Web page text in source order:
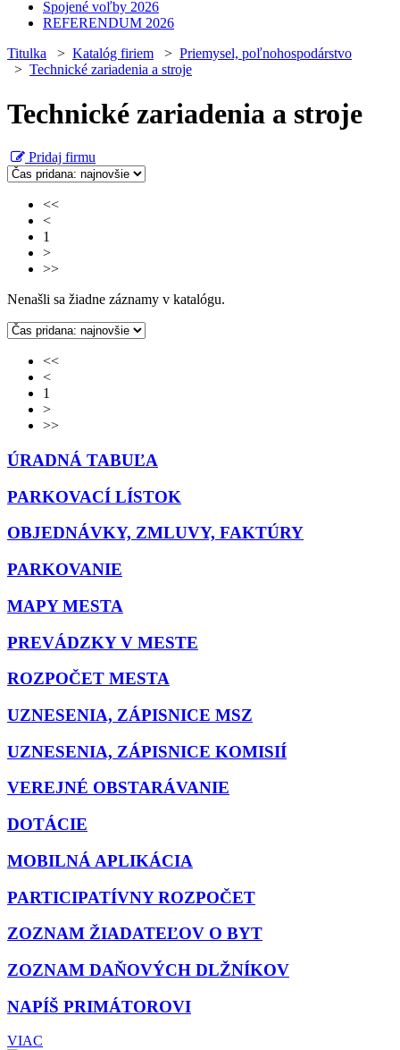
Spojené voľby 2026
REFERENDUM 2026
Titulka > Katalóg firiem > Priemysel, poľnohospodárstvo
> Technické zariadenia a stroje
Technické zariadenia a stroje
Pridaj firmu
<<
<
1
>
>>
Nenašli sa žiadne záznamy v katalógu.
<<
<
1
>
>>
ÚRADNÁ TABUĽA
PARKOVACÍ LÍSTOK
OBJEDNÁVKY, ZMLUVY, FAKTÚRY
PARKOVANIE
MAPY MESTA
PREVÁDZKY V MESTE
ROZPOČET MESTA
UZNESENIA, ZÁPISNICE MSZ
UZNESENIA, ZÁPISNICE KOMISIÍ
VEREJNÉ OBSTARÁVANIE
DOTÁCIE
MOBILNÁ APLIKÁCIA
PARTICIPATÍVNY ROZPOČET
ZOZNAM ŽIADATEĽOV O BYT
ZOZNAM DAŇOVÝCH DLŽNÍKOV
NAPÍŠ PRIMÁTOROVI
VIAC